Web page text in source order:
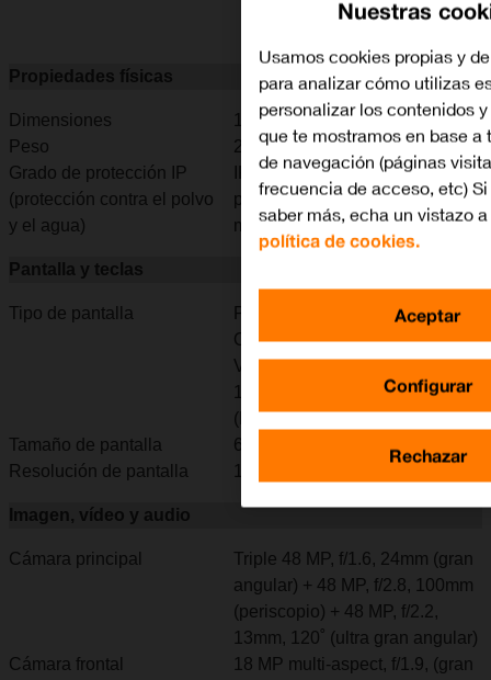
Propiedades físicas
Dimensiones
150 x 71,9 x 8,8 mm
Peso
206 g
Grado de protección IP
(protección contra el polvo
y el agua)
IP68 resistente al agua y al
polvo (hasta 6 m durante 30
min)
Pantalla y teclas
Tipo de pantalla
Pantalla táctil LTPO XDR
OLED, 120 Hz, HDR10, Dolby
Vision, 16 millones de colores,
1000 nits (normal), 1600 nits
(HBM), 3000 nits (máx.)
Tamaño de pantalla
6,3"
Resolución de pantalla
1206 x 2622 píxeles
Imagen, vídeo y audio
Cámara principal
Triple 48 MP, f/1.6, 24mm (gran
angular) + 48 MP, f/2.8, 100mm
(periscopio) + 48 MP, f/2.2,
13mm, 120˚ (ultra gran angular)
Cámara frontal
18 MP multi-aspect, f/1.9, (gran
Nuestras
Usamos cookies propias y
para analizar cómo utilizas
personalizar los contenidos
que te mostramos en base a
de navegación (páginas
frecuencia de acceso, etc)
saber más, echa un vistazo
política de cookies.
Configurar
Rechazar
Aceptar